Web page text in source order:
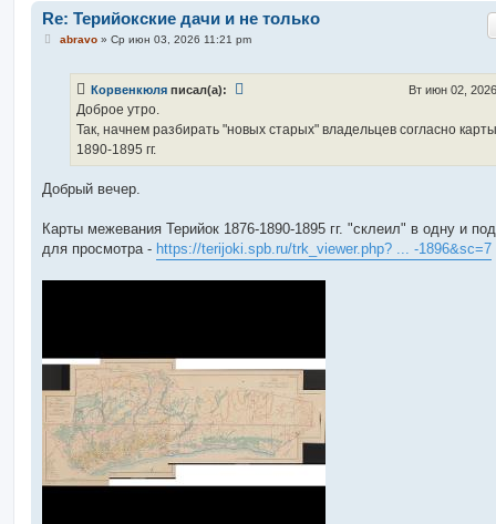
Re: Терийокские дачи и не только
Сabravo» Ср июн 03, 2026 11:21 pm
Корвенкюля писал(а): Вт июн 02,
Доброе утро.
Так, начнем разбирать "новых старых" владельцев согласно
1890-1895 гг.
Добрый вечер.
Карты межевания Терийок 1876-1890-1895 гг. "склеил" в одну и
для просмотра - https://terijoki.spb.ru/trk_viewer.php? ... -1896&sc=7